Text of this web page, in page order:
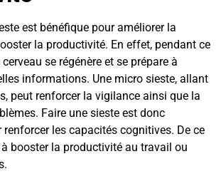
est bénéfique pour améliorer la
la productivité. En effet, pendant ce
se régénère et se prépare à
informations. Une micro sieste, allant
peut renforcer la vigilance ainsi que la
Faire une sieste est donc
les capacités cognitives. De ce
booster la productivité au travail ou